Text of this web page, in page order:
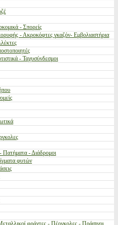
- Σπορείς
- Ακροκόφτες γκαζόν- Εμβολιαστήρια
- Ταχυσύνδεσμοι
Πατήματα - Διάδρομοι
φυτών
φράχτες - Πέργκολες - Πράσινοι